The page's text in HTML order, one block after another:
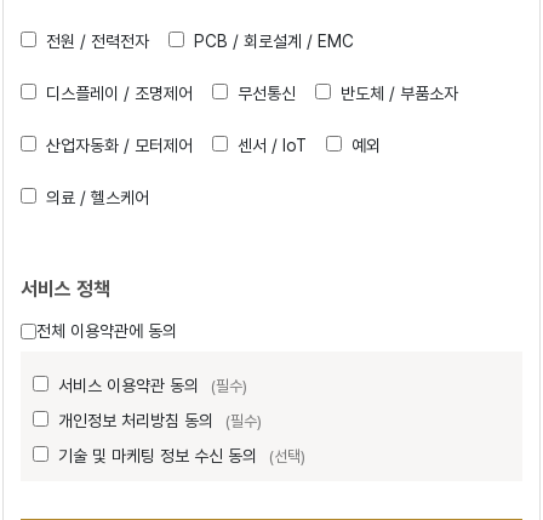
전원 / 전력전자 PCB / 회로설계 / EMC
디스플레이 / 조명제어 무선통신 반도체 / 부품소자
산업자동화 / 모터제어 센서 / IoT 예외
의료 / 헬스케어
서비스 정책
전체 이용약관에 동의
서비스 이용약관 동의 (필수)
개인정보 처리방침 동의 (필수)
기술 및 마케팅 정보 수신 동의 (선택)